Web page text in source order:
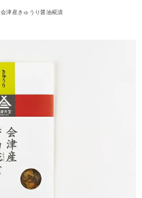
会津産きゅうり醤油糀漬